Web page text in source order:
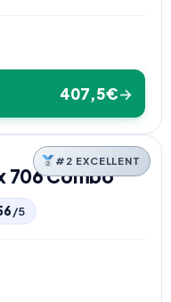
407,5€→
706 Combo
/5
#2 EXCELLENT